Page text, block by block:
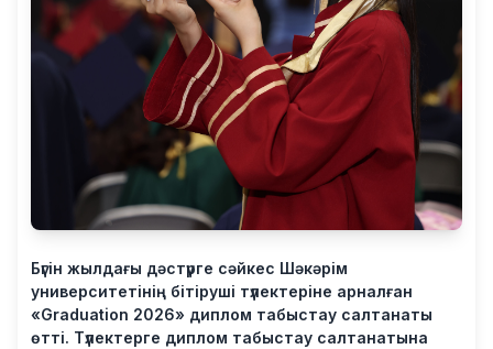
Бүгін жылдағы дәстүрге сәйкес Шәкәрім
университетінің бітіруші түлектеріне арналған
«Graduation 2026» диплом табыстау салтанаты
өтті. Түлектерге диплом табыстау салтанатына